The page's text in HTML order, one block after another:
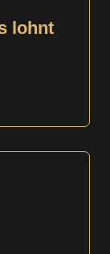
lohnt